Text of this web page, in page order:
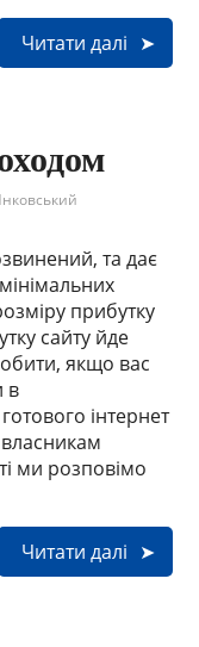
Читати далі
та дає
прибутку
сайту йде
якщо вас
в
інтернет
ми розповімо
Читати далі